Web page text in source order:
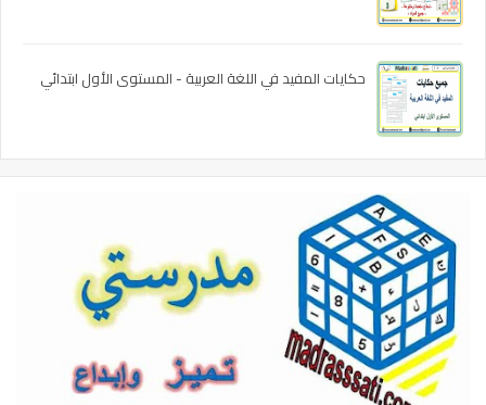
حكايات المفيد في اللغة العربية - المستوى الأول ابتدائي